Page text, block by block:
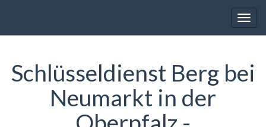
Toggle
Schlüsseldienst Berg bei
Neumarkt in der